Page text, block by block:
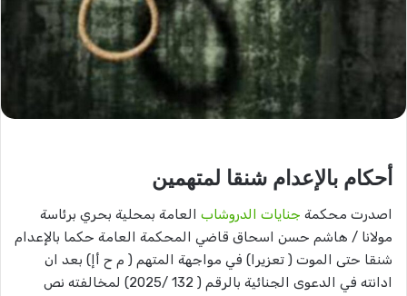
أحكام بالإعدام شنقا لمتهمين
اصدرت محكمة جنايات الدروشاب العامة بمحلية بحري برئاسة
مولانا / هاشم حسن اسحاق قاضي المحكمة العامة حكما بالإعدام
شنقا حتى الموت ( تعزيرا) في مواجهة المتهم ( م ح أإ) بعد ان
ادانته في الدعوى الجنائية بالرقم ( 132 /2025) لمخالفته نص